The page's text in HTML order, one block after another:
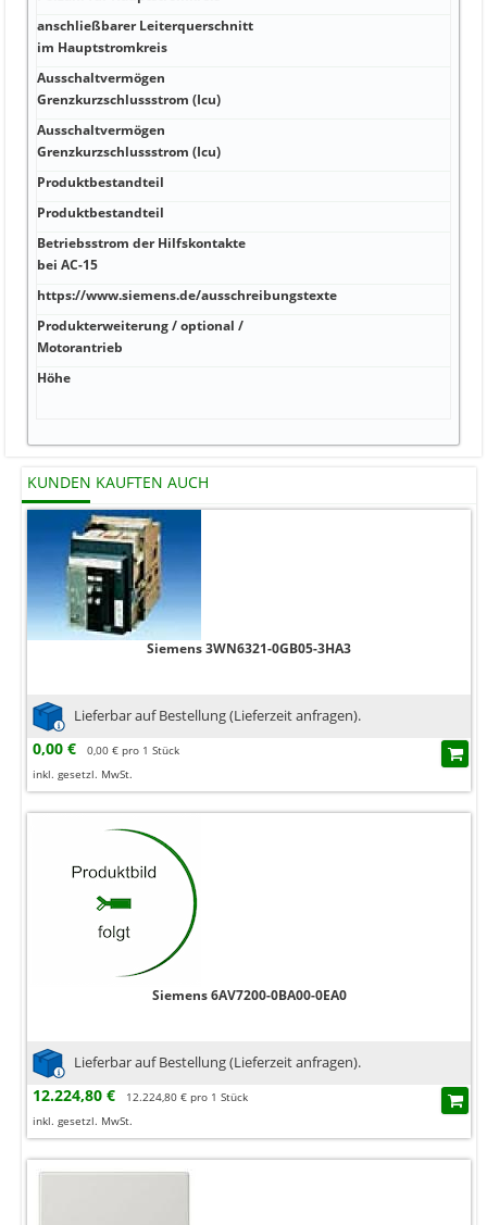
anschließbarer Leiterquerschnitt
im Hauptstromkreis
Ausschaltvermögen
Grenzkurzschlussstrom (Icu)
Ausschaltvermögen
Grenzkurzschlussstrom (Icu)
Produktbestandteil
Produktbestandteil
Betriebsstrom der Hilfskontakte
bei AC-15
https://www.siemens.de/ausschreibungstexte
Produkterweiterung / optional /
Motorantrieb
Höhe
KUNDEN KAUFTEN AUCH
Siemens 3WN6321-0GB05-3HA3
Lieferbar auf Bestellung (Lieferzeit anfragen).
0,00 €
0,00 € pro 1 Stück
inkl. gesetzl. MwSt.
Siemens 6AV7200-0BA00-0EA0
Lieferbar auf Bestellung (Lieferzeit anfragen).
12.224,80 €
12.224,80 € pro 1 Stück
inkl. gesetzl. MwSt.